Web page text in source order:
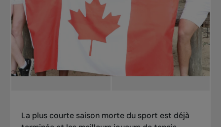
La plus courte saison morte du sport est déjà